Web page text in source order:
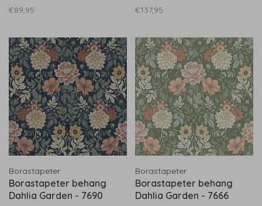
€89,95 €137,95
Borastapeter
Borastapeter behang
Dahlia Garden - 7690
Borastapeter
Borastapeter behang
Dahlia Garden - 7666